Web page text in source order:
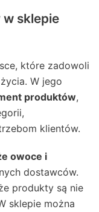
sklepie
które zadowoli
W jego
produktów,
klientów.
owoce i
dostawców.
produkty są nie
sklepie można